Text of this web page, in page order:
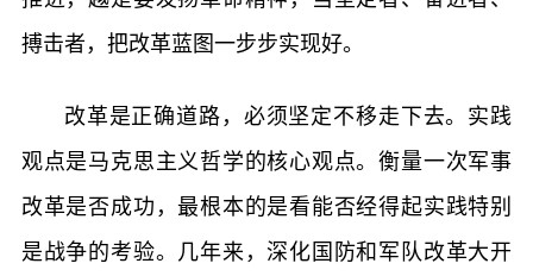
搏击者，把改革蓝图一步步实现好。
改革是正确道路，必须坚定不移走下去。实践
观点是马克思主义哲学的核心观点。衡量一次军事
改革是否成功，最根本的是看能否经得起实践特别
是战争的考验。几年来，深化国防和军队改革大开